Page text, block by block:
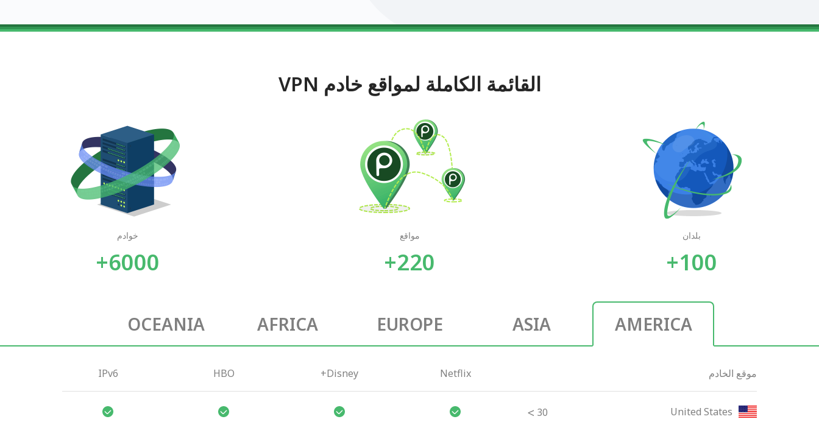
القائمة الكاملة لمواقع خادم VPN
بلدان
100+
مواقع
220+
خوادم
6000+
AMERICA
ASIA
EUROPE
AFRICA
OCEANIA
موقع الخادم Netflix
Disney+
HBO
IPv6
United States
30
>